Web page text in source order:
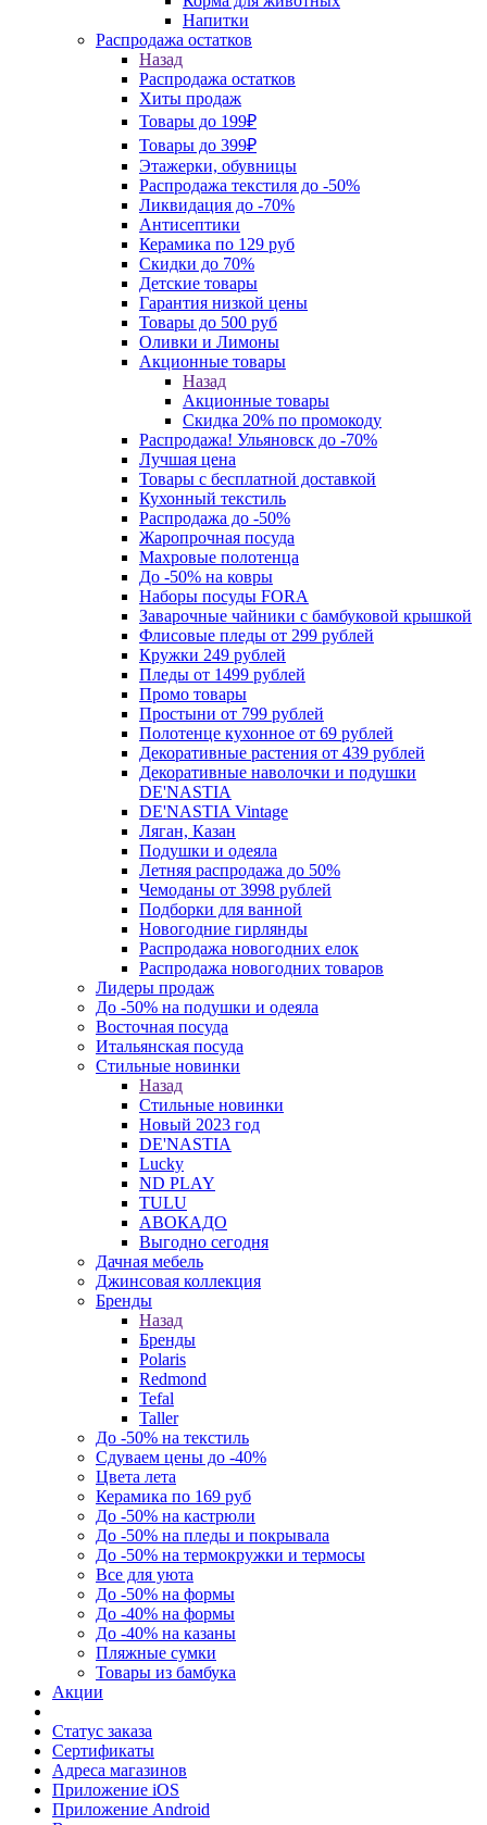
Напитки
Распродажа остатков
Назад
Распродажа остатков
Хиты продаж
Товары до 199₽
Товары до 399₽
Этажерки, обувницы
Распродажа текстиля до -50%
Ликвидация до -70%
Антисептики
Керамика по 129 руб
Скидки до 70%
Детские товары
Гарантия низкой цены
Товары до 500 руб
Оливки и Лимоны
Акционные товары
Назад
Акционные товары
Скидка 20% по промокоду
Распродажа! Ульяновск до -70%
Лучшая цена
Товары с бесплатной доставкой
Кухонный текстиль
Распродажа до -50%
Жаропрочная посуда
Махровые полотенца
До -50% на ковры
Наборы посуды FORA
Заварочные чайники с бамбуковой крышкой
Флисовые пледы от 299 рублей
Кружки 249 рублей
Пледы от 1499 рублей
Промо товары
Простыни от 799 рублей
Полотенце кухонное от 69 рублей
Декоративные растения от 439 рублей
Декоративные наволочки и подушки
DE'NASTIA
DE'NASTIA Vintage
Ляган, Казан
Подушки и одеяла
Летняя распродажа до 50%
Чемоданы от 3998 рублей
Подборки для ванной
Новогодние гирлянды
Распродажа новогодних елок
Распродажа новогодних товаров
Лидеры продаж
До -50% на подушки и одеяла
Восточная посуда
Итальянская посуда
Стильные новинки
Назад
Стильные новинки
Новый 2023 год
DE'NASTIA
Lucky
ND PLAY
TULU
АВОКАДО
Выгодно сегодня
Дачная мебель
Джинсовая коллекция
Бренды
Назад
Бренды
Polaris
Redmond
Tefal
Taller
До -50% на текстиль
Сдуваем цены до -40%
Цвета лета
Керамика по 169 руб
До -50% на кастрюли
До -50% на пледы и покрывала
До -50% на термокружки и термосы
Все для уюта
До -50% на формы
До -40% на формы
До -40% на казаны
Пляжные сумки
Товары из бамбука
Акции
Статус заказа
Сертификаты
Адреса магазинов
Приложение iOS
Приложение Android